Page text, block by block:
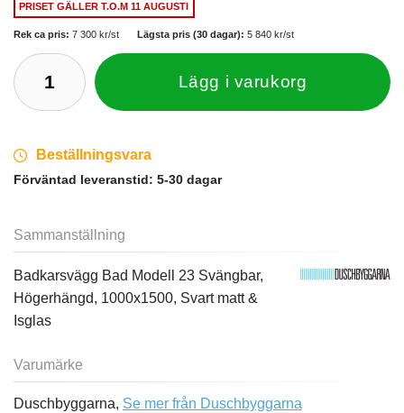
PRISET GÄLLERT.O.M 11 AUGUSTI
Rek ca pris: 7 300 kr/st Lägsta pris (30 dagar): 5 840 kr/st
Lägg i varukorg
Beställningsvara
Förväntad leveranstid: 5-30 dagar
Sammanställning
Badkarsvägg Bad Modell 23 Svängbar,
Högerhängd, 1000x1500, Svart matt &
Isglas
Varumärke
Duschbyggarna, Se mer från Duschbyggarna